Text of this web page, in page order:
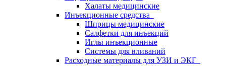
Халаты медицинские
Инъекционные средства
Шприцы медицинские
Салфетки для инъекций
Иглы инъекционные
Системы для вливаний
Расходные материалы для УЗИ и ЭКГ